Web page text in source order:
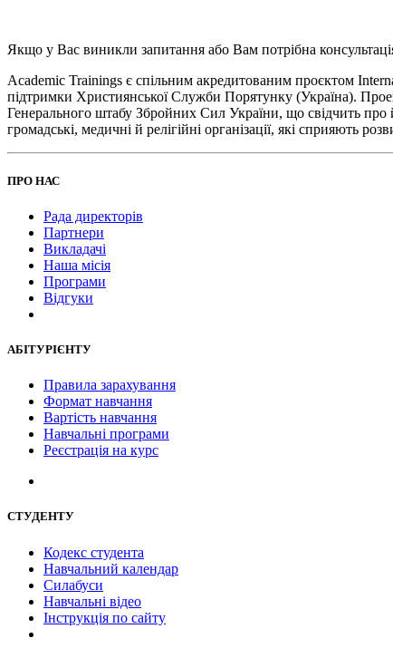
Якщо у Вас виникли запитання або Вам потрібна
Academic Trainings є спільним акредитованим проєктом
підтримки Християнської Служби Порятунку (Україна).
Генерального штабу Збройних Сил України, що свідчить про
громадські, медичні й релігійні організації, які сприяють
ПРО НАС
Рада директорів
Партнери
Викладачі
Наша місія
Програми
Відгуки
АБІТУРІЄНТУ
Правила зарахування
Формат навчання
Вартість навчання
Навчальні програми
Реєстрація на курс
СТУДЕНТУ
Кодекс студента
Навчальний календар
Силабуси
Навчальні відео
Інструкція по сайту